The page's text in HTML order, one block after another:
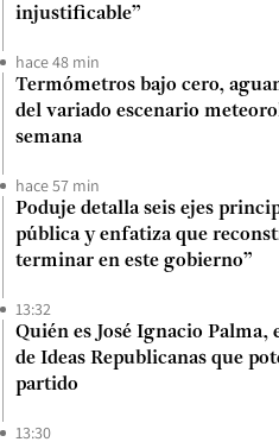
injustificable”
hace 48 min
Termómetros bajo cero,
del variado escenario
semana
hace 57 min
Poduje detalla seis ejes
pública y enfatiza que
terminar en este gobierno”
13:32
Quién es José Ignacio
de Ideas Republicanas que
partido
13:30